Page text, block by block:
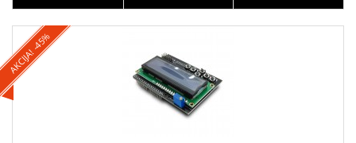
AKCIJA! -45%